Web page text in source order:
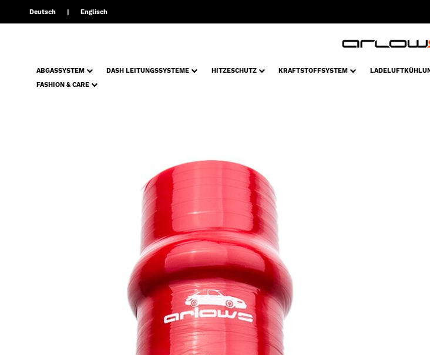
Deutsch Englisch
ABGASSYSTEM DASH LEITUNGSSYSTEME HITZESCHUTZ KRAFTSTOFFSYSTEM
FASHION & CARE